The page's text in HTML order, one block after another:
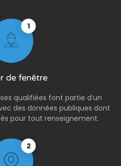
1
de fenêtre
qualifiées font partie d’un
des données publiques dont
pour tout renseignement.
2